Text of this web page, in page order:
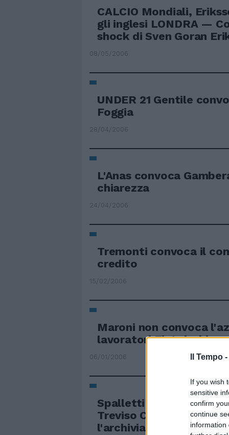
Il Tempo -
If you wish
sensitive
confirm
continue
information
CALCIO Mondiali,
gli inglesi LONDRA —
shock di Sven Goran
08/05/2006
UNDER 21 Gentile
Foggia
28/04/2006
L'Anas convoca
chiarezza
24/04/2006
Tremonti convoca il
credito
15/02/2006
Maroni non convoca
lavoratori Fiat
06/01/2006
Spalletti convoca
Treviso Caso Bergamo-
l'archiviazione